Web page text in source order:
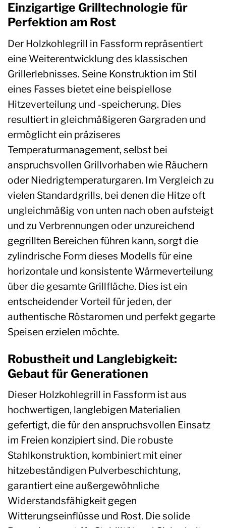
Einzigartige Grilltechnologie für
Perfektion am Rost
Der Holzkohlegrill in Fassform repräsentiert
eine Weiterentwicklung des klassischen
Grillerlebnisses. Seine Konstruktion im Stil
eines Fasses bietet eine beispiellose
Hitzeverteilung und -speicherung. Dies
resultiert in gleichmäßigeren Gargraden und
ermöglicht ein präziseres
Temperaturmanagement, selbst bei
anspruchsvollen Grillvorhaben wie Räuchern
oder Niedrigtemperaturgaren. Im Vergleich zu
vielen Standardgrills, bei denen die Hitze oft
ungleichmäßig von unten nach oben aufsteigt
und zu Verbrennungen oder unzureichend
gegrillten Bereichen führen kann, sorgt die
zylindrische Form dieses Modells für eine
horizontale und konsistente Wärmeverteilung
über die gesamte Grillfläche. Dies ist ein
entscheidender Vorteil für jeden, der
authentische Röstaromen und perfekt gegarte
Speisen erzielen möchte.
Robustheit und Langlebigkeit:
Gebaut für Generationen
Dieser Holzkohlegrill in Fassform ist aus
hochwertigen, langlebigen Materialien
gefertigt, die für den anspruchsvollen Einsatz
im Freien konzipiert sind. Die robuste
Stahlkonstruktion, kombiniert mit einer
hitzebeständigen Pulverbeschichtung,
garantiert eine außergewöhnliche
Widerstandsfähigkeit gegen
Witterungseinflüsse und Rost. Die solide